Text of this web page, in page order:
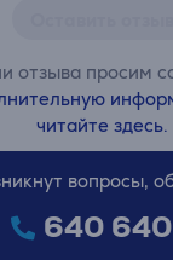
отзыва просим
читайте здесь.
вопросы,
640